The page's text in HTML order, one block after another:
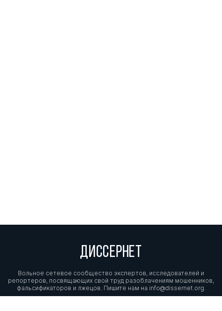
ДИССЕРНЕТ
Вольное сетевое сообщество экспертов, исследователей и
репортеров, посвящающих свой труд разоблачениям мошенников,
фальсификаторов и лжецов. Пишите нам на info@dissernet.org.